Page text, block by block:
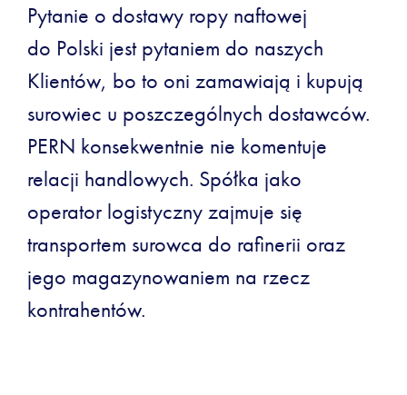
Pytanie o dostawy ropy naftowej
do Polski jest pytaniem do naszych
Klientów, bo to oni zamawiają i kupują
surowiec u poszczególnych dostawców.
PERN konsekwentnie nie komentuje
relacji handlowych. Spółka jako
operator logistyczny zajmuje się
transportem surowca do rafinerii oraz
jego magazynowaniem na rzecz
kontrahentów.